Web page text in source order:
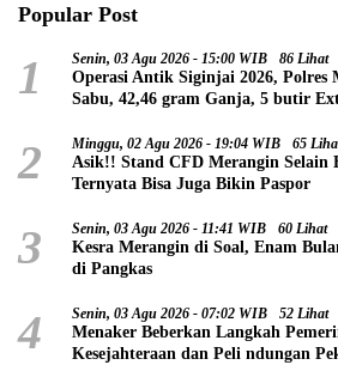
Popular Post
1 Senin, 03 Agu 2026 - 15:00 WIB 86 Lihat
Operasi Antik Siginjai 2026, Polres
Sabu, 42,46 gram Ganja, 5 butir
2 Minggu, 02 Agu 2026 - 19:04 WIB 65
Asik!! Stand CFD Merangin Selain
Ternyata Bisa Juga Bikin Paspor
3 Senin, 03 Agu 2026 - 11:41 WIB 60 Lihat
Kesra Merangin di Soal, Enam
di Pangkas
4 Senin, 03 Agu 2026 - 07:02 WIB 52 Lihat
Menaker Beberkan Langkah
Kesejahteraan dan Peli ndungan